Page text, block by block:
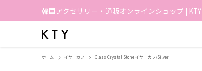
韓国アクセサリー・通販オンラインショップ | KTY
ホーム イヤーカフ Glass Crystal Stone イヤーカフ/Silver